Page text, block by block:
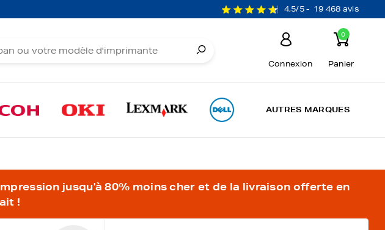
4,5/5 - 19 468 avis
Connexion
0
Panier
AUTRES MARQUES
jusqu'à 80% moins cher et de la livraison offerte en
!